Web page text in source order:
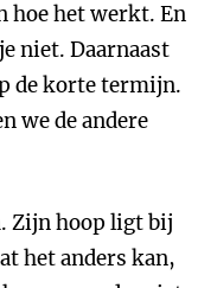
hoe het werkt. En
niet. Daarnaast
de korte termijn.
we de andere
Zijn hoop ligt bij
het anders kan,